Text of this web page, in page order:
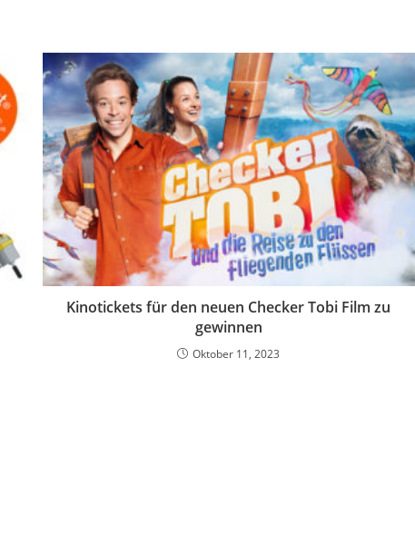
Kinotickets für den neuen Checker Tobi Film zu
gewinnen
Oktober 11, 2023